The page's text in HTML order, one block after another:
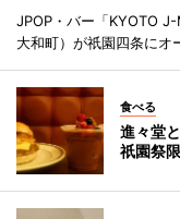
JPOP・バー「KYOTO
大和町）が祇園四条にオ
食べる
進々堂
祇園祭